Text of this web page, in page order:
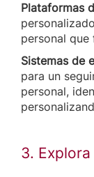
Plataformas
personal
Sistemas de
para un
personal,
3.